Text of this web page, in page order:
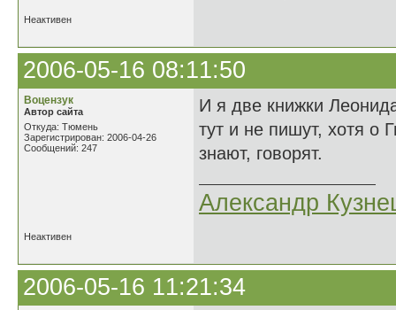
Неактивен
2006-05-16 08:11:50
Воцензук
Автор сайта
Откуда: Тюмень
Зарегистрирован: 2006-04-26
Сообщений: 247
И я две книжки
тут и не пишут, хотя о
знают, говорят.
Александр
Неактивен
2006-05-16 11:21:34